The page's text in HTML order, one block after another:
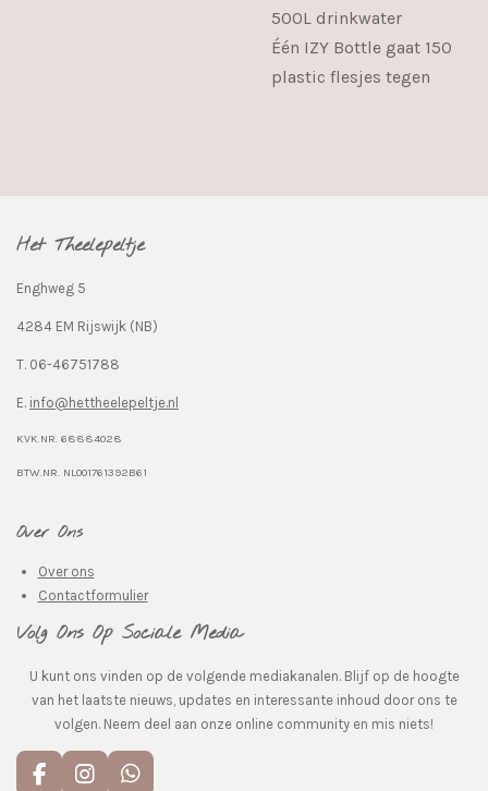
500L drinkwater
Één IZY Bottle gaat 150
plastic flesjes tegen
Het Theelepeltje
Enghweg 5
4284 EM Rijswijk (NB)
T. 06-46751788
E. info@hettheelepeltje.nl
KVK.NR. 68884028
BTW.NR. NL001761392B61
Over Ons
Over ons
Contactformulier
Volg Ons Op Sociale Media
U kunt ons vinden op de volgende mediakanalen. Blijf op de hoogte
van het laatste nieuws, updates en interessante inhoud door ons te
volgen. Neem deel aan onze online community en mis niets!
F
I
W